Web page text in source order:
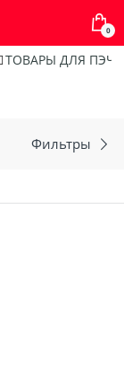
0
ТОВАРЫ ДЛЯ
Фильтры